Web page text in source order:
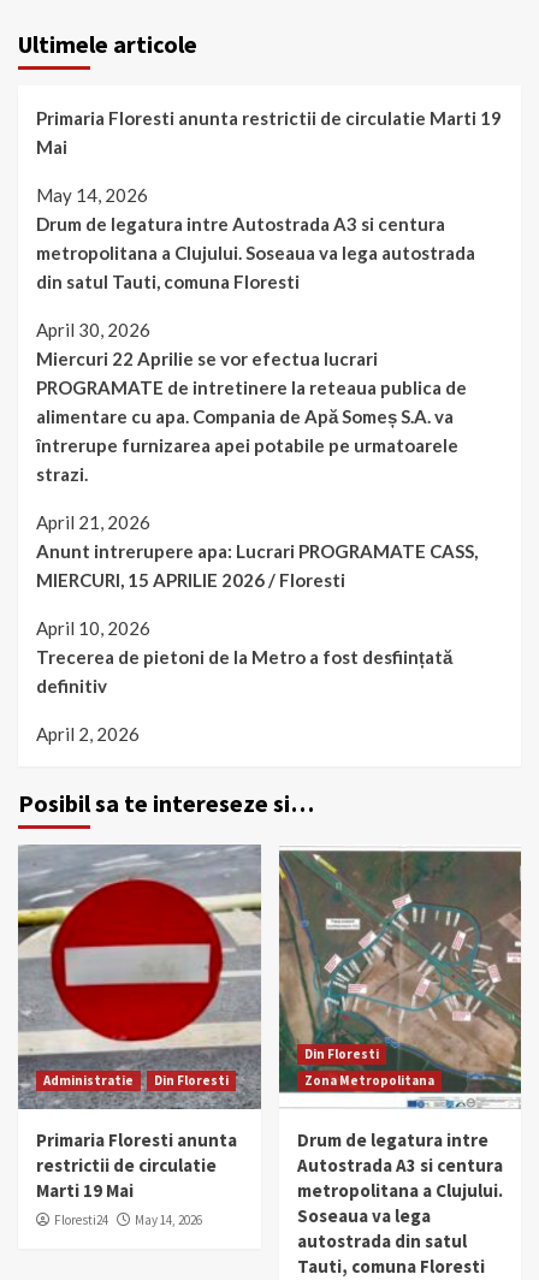
Ultimele articole
Primaria Floresti anunta restrictii de circulatie Marti 19
Mai
May 14, 2026
Drum de legatura intre Autostrada A3 si centura
metropolitana a Clujului. Soseaua va lega autostrada
din satul Tauti, comuna Floresti
April 30, 2026
Miercuri 22 Aprilie se vor efectua lucrari
PROGRAMATE de intretinere la reteaua publica de
alimentare cu apa. Compania de Apă Someș S.A. va
întrerupe furnizarea apei potabile pe urmatoarele
strazi.
April 21, 2026
Anunt intrerupere apa: Lucrari PROGRAMATE CASS,
MIERCURI, 15 APRILIE 2026 / Floresti
April 10, 2026
Trecerea de pietoni de la Metro a fost desființată
definitiv
April 2, 2026
Posibil sa te intereseze si…
Administratie Din Floresti
Primaria Floresti anunta
restrictii de circulatie
Marti 19 Mai
Floresti24 May 14, 2026
Din Floresti
Zona Metropolitana
Drum de legatura intre
Autostrada A3 si centura
metropolitana a Clujului.
Soseaua va lega
autostrada din satul
Tauti, comuna Floresti